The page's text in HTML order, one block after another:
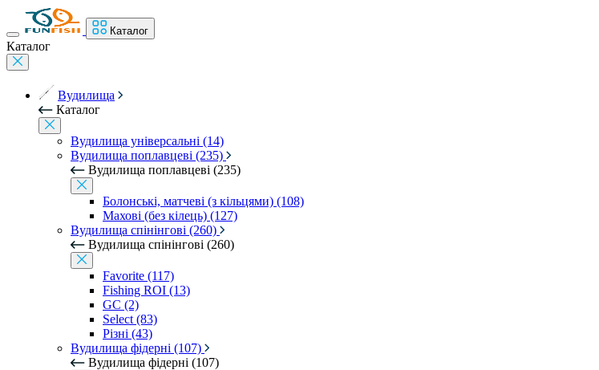
Каталог
Каталог
Вудилища
Каталог
Вудилища універсальні (14)
Вудилища поплавцеві (235)
Вудилища поплавцеві (235)
Болонські, матчеві (з кільцями) (108)
Махові (без кілець) (127)
Вудилища спінінгові (260)
Вудилища спінінгові (260)
Favorite (117)
Fishing ROI (13)
GC (2)
Select (83)
Різні (43)
Вудилища фідерні (107)
Вудилища фідерні (107)